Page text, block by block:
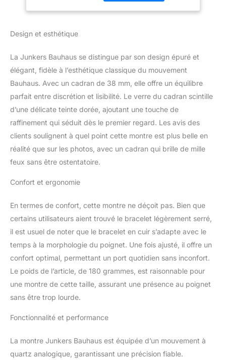
Design et esthétique
La Junkers Bauhaus se distingue par son design épuré et
élégant, fidèle à l’esthétique classique du mouvement
Bauhaus. Avec un cadran de 38 mm, elle offre un équilibre
parfait entre discrétion et lisibilité. Le verre du cadran scintille
d’une délicate teinte dorée, ajoutant une touche de
raffinement qui séduit dès le premier regard. Les avis des
clients soulignent à quel point cette montre est plus belle en
réalité que sur les photos, avec un cadran qui brille de mille
feux sans être ostentatoire.
Confort et ergonomie
En termes de confort, cette montre ne déçoit pas. Bien que
certains utilisateurs aient trouvé le bracelet légèrement serré,
il est usuel de noter que le bracelet en cuir s’adapte avec le
temps à la morphologie du poignet. Une fois ajusté, il offre un
confort optimal, permettant un port quotidien sans inconfort.
Le poids de l’article, de 180 grammes, est raisonnable pour
une montre de cette taille, assurant une présence au poignet
sans être trop lourde.
Fonctionnalité et performance
La montre Junkers Bauhaus est équipée d’un mouvement à
quartz analogique, garantissant une précision fiable.